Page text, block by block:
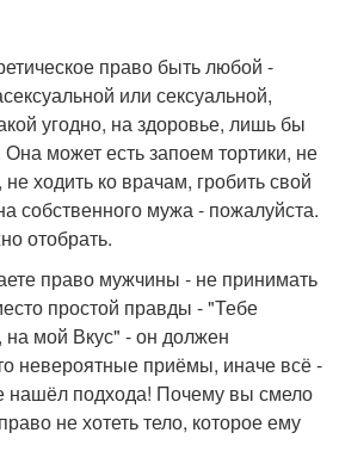
право быть любой -
или сексуальной,
угодно, на здоровье, лишь бы
может есть запоем тортики, не
ходить ко врачам, гробить свой
собственного мужа - пожалуйста.
отобрать.
право мужчины - не принимать
простой правды - "Тебе
мой Вкус" - он должен
невероятные приёмы, иначе всё -
нашёл подхода! Почему вы смело
не хотеть тело, которое ему